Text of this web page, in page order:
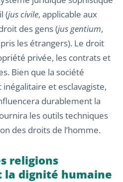
(jus civile, applicable aux
des gens (jus gentium,
les étrangers). Le droit
privée, les contrats et
Bien que la société
et esclavagiste,
durablement la
les outils techniques
des droits de l’homme.
religions
la dignité humaine